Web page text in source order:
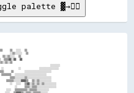
palette ▓→✊🏽
▒▒    ▒▒▒▒▒▒  ░░▒▒▒▒    ▒▒  ░░░░  ▒▒
▓▓    ▒▒      ▒▒      ░░▒▒░░░░░░  ▒▒
▒▒▒▒▒▒  ▒▒▒▒▒▒  ▒▒░░▒▒░░░░  ▒▒
▒▒    ▒▒      ▒▒  ▓▓  ▒▒▒▒▓▓░░▓▓  ▓▓
▓▓░░▓▓  ▓▓  ▒▒░░▒▒░░▒▒
░░░░░░░░
░░        ░░          ░░░░░░░░░░░░░░░░
▒▒      ░░░░░░░░░░░░░░░░░░░░░░
░░░░░░░░░░░░░░░░░░░░░░░░░░
▒▒░░▒▒░░░░░░░░░░
░░░░  ▒▒▓▓░░▒▒░░▒▒░░▒▒░░░░░░░░░░
░░    ▒▒▒▒░░▒▒▒▒░░░░░░░░░░░░░░░░
▒▒▒▒▒▒▒▒▒▒░░▒▒▒▒▒▒░░░░░░░░░░